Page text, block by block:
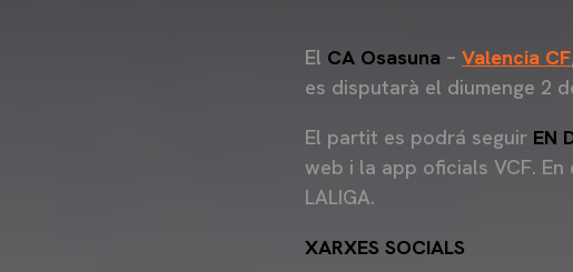
El CA Osasuna – Valencia CF
es disputarà el diumenge 2
El partit es podrá seguir EN
web i la app oficials VCF.
LALIGA.
XARXES SOCIALS